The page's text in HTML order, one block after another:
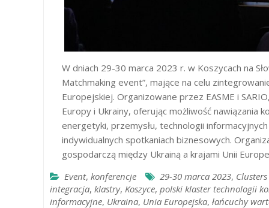
W dniach 29-30 marca 2023 r. w Koszycach na
Matchmaking event”, mające na celu
Europejskiej. Organizowane przez EASME i
Europy i Ukrainy, oferując możliwość nawiązania
energetyki, przemysłu, technologii
indywidualnych spotkaniach biznesowych.
gospodarczą między Ukrainą a krajami Unii
Event, konferencje 29-30 marca 2023,
integracja, klastry, Koszyce, polski klaster technologii
informacyjne, Ukraina, Unia Europejska, łańcuchy